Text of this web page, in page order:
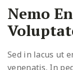
Nemo
Sed in lacus ut
venenatis. In